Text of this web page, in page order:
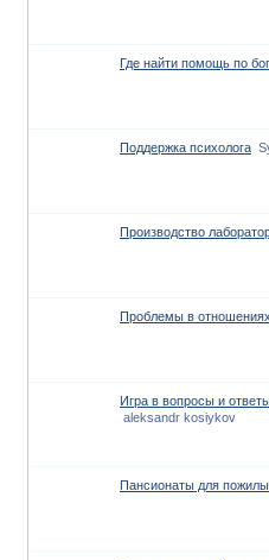
Где найти помощь по
Поддержка психолога
Производство
Проблемы в отношениях
Игра в вопросы и
aleksandr kosiykov
Пансионаты для